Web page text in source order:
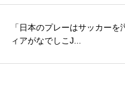
「日本のプレーはサッカー
ィアがなでしこJ...